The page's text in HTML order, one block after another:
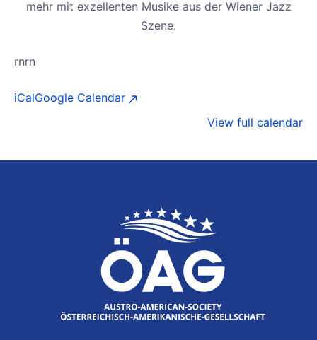
mehr mit exzellenten Musike aus der Wiener Jazz
Szene.
rnrn
iCalGoogle Calendar
View full calendar